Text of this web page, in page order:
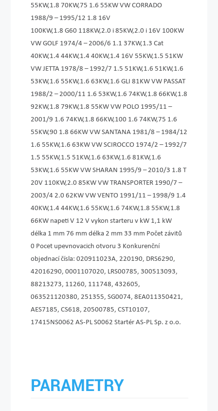
55KW,1.8 70KW,75 1.6 55KW VW CORRADO
1988/9 – 1995/12 1.8 16V
100KW,1.8 G60 118KW­,2.0 i 85KW,2­.0 i 16V 100KW
VW GOLF 1974/4 – 2006/6 1.1 37KW,1.3 Cat
40KW,1.4 44KW,1.4 40KW,1.4 16V 55KW,1.5 51KW
VW JETTA 1978/8 – 1992/7 1.5 51KW,1.6 51KW,1.6
53KW,1.6 55KW,1.6 63KW,1.6 GLI 81KW VW PASSAT
1988/2 – 2000/11 1.6 53KW,1.6 74KW,1.8 66KW,1.8
92KW,1.8 79KW,1.8 55KW VW POLO 1995/11 –
2001/9 1.6 74KW,1.8 66KW,100 1.6 74KW,75 1.6
55KW,90 1.8 66KW VW SANTANA 1981/8 – 1984/12
1.6 55KW,1.6 63KW VW SCIROCCO 1974/2 – 1992/7
1.5 55KW,1.5 51KW,1.6 63KW,1.6 81KW,1.6
53KW,1.6 55KW VW SHARAN 1995/9 – 2010/3 1.8 T
20V 110KW,2.0 85KW VW TRANSPORTER 1990/7 –
2003/4 2.0 62KW VW VENTO 1991/11 – 1998/9 1.4
40KW,1.4 44KW,1.6 55KW,1.6 74KW,1.8 55KW,1.8
66KW napeti V 12 V vykon starteru v kW 1,1 kW
délka 1 mm 76 mm délka 2 mm 33 mm Počet závitů
0 Pocet upevnovacich otvoru 3 Konkurenční
objednací čísla: 020911023A, 220190, DRS6290,
42016290, 0001107020, LRS00785, 300513093,
88213273, 11260, 111748, 432605,
063521120380, 251355, SG0074, 8EA011350421,
AES7185, CS618, 20500785, CST10107,
17415NS0062 AS-PL S0062 Startér AS-PL Sp. z o.o.
PARAMETRY